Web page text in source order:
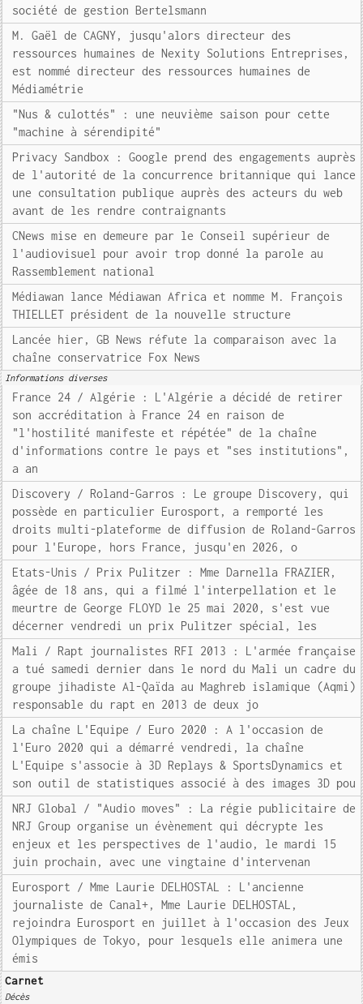
société de gestion Bertelsmann
M. Gaël de CAGNY, jusqu'alors directeur des
ressources humaines de Nexity Solutions Entreprises,
est nommé directeur des ressources humaines de
Médiamétrie
"Nus & culottés" : une neuvième saison pour cette
"machine à sérendipité"
Privacy Sandbox : Google prend des engagements auprès
de l'autorité de la concurrence britannique qui lance
une consultation publique auprès des acteurs du web
avant de les rendre contraignants
CNews mise en demeure par le Conseil supérieur de
l'audiovisuel pour avoir trop donné la parole au
Rassemblement national
Médiawan lance Médiawan Africa et nomme M. François
THIELLET président de la nouvelle structure
Lancée hier, GB News réfute la comparaison avec la
chaîne conservatrice Fox News
Informations diverses
France 24 / Algérie : L'Algérie a décidé de retirer
son accréditation à France 24 en raison de
"l'hostilité manifeste et répétée" de la chaîne
d'informations contre le pays et "ses institutions",
a an
Discovery / Roland-Garros : Le groupe Discovery, qui
possède en particulier Eurosport, a remporté les
droits multi-plateforme de diffusion de Roland-Garros
pour l'Europe, hors France, jusqu'en 2026, o
Etats-Unis / Prix Pulitzer : Mme Darnella FRAZIER,
âgée de 18 ans, qui a filmé l'interpellation et le
meurtre de George FLOYD le 25 mai 2020, s'est vue
décerner vendredi un prix Pulitzer spécial, les
Mali / Rapt journalistes RFI 2013 : L'armée française
a tué samedi dernier dans le nord du Mali un cadre du
groupe jihadiste Al-Qaïda au Maghreb islamique (Aqmi)
responsable du rapt en 2013 de deux jo
La chaîne L'Equipe / Euro 2020 : A l'occasion de
l'Euro 2020 qui a démarré vendredi, la chaîne
L'Equipe s'associe à 3D Replays & SportsDynamics et
son outil de statistiques associé à des images 3D pou
NRJ Global / "Audio moves" : La régie publicitaire de
NRJ Group organise un évènement qui décrypte les
enjeux et les perspectives de l'audio, le mardi 15
juin prochain, avec une vingtaine d'intervenan
Eurosport / Mme Laurie DELHOSTAL : L'ancienne
journaliste de Canal+, Mme Laurie DELHOSTAL,
rejoindra Eurosport en juillet à l'occasion des Jeux
Olympiques de Tokyo, pour lesquels elle animera une
émis
Carnet
Décès